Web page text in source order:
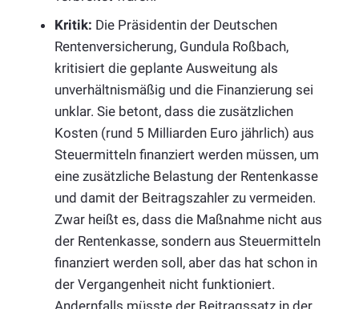
Kritik: Die Präsidentin der Deutschen
Rentenversicherung, Gundula Roßbach,
kritisiert die geplante Ausweitung als
unverhältnismäßig und die Finanzierung sei
unklar. Sie betont, dass die zusätzlichen
Kosten (rund 5 Milliarden Euro jährlich) aus
Steuermitteln finanziert werden müssen, um
eine zusätzliche Belastung der Rentenkasse
und damit der Beitragszahler zu vermeiden.
Zwar heißt es, dass die Maßnahme nicht aus
der Rentenkasse, sondern aus Steuermitteln
finanziert werden soll, aber das hat schon in
der Vergangenheit nicht funktioniert.
Andernfalls müsste der Beitragssatz in der